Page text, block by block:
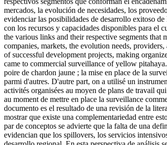
mercados, la evolución de necesidades, los
evidenciar las posibilidades de desarrollo exitoso
con los recursos y capacidades disponibles para
the various links and their respective segments
companies, markets, the evolution needs,
of successful development projects, making
came to commercial surveillance of yellow
poire de chardon jaune ; la mise en place de la
parmi d'autres. D'autre part, on a utilisé un
activités organisées au moyen de plans de travail
au moment de mettre en place la surveillance
documento es el resultado de una revisión de la
mostrar que existe una complementariedad entre
par de conceptos se advierte que la falta de una
evidencian que los spillovers, los servicios